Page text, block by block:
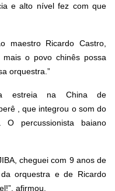
e alto nível fez com que
maestro Ricardo Castro,
o povo chinês possa
orquestra.”
estreia na China de
, que integrou o som do
O percussionista baiano
cheguei com 9 anos de
orquestra e de Ricardo
afirmou.